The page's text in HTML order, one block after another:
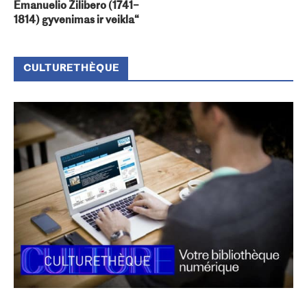
Emanuelio Žilibero (1741–
1814) gyvenimas ir veikla“
CULTURETHÈQUE